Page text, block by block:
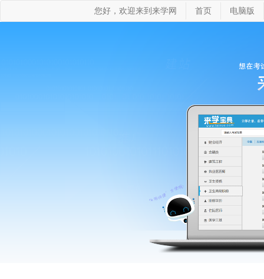
您好，欢迎来到来学网 首页 电脑版